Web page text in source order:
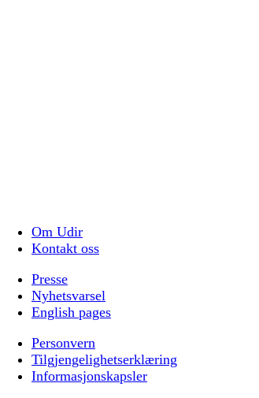
Om Udir
Kontakt oss
Presse
Nyhetsvarsel
English pages
Personvern
Tilgjengelighetserklæring
Informasjonskapsler